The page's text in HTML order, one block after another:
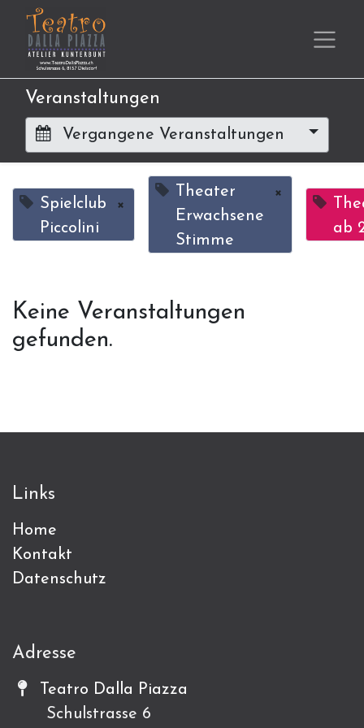
Veranstaltungen
Vergangene Veranstaltungen
Spielclub
Piccolini
×
Theater
Erwachsene
Stimme
×
ab
Keine Veranstaltungen
gefunden.
Links
Home
Kontakt
Datenschutz
Adresse
Teatro Dalla Piazza
Schulstrasse 6